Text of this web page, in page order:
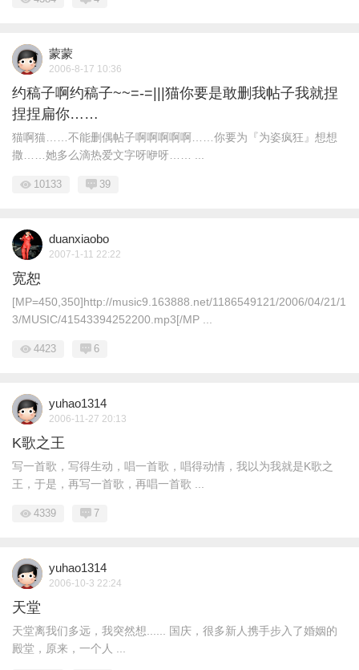
蒙蒙
2006-8-17 10:36
约稿子啊约稿子~~=-=|||猫你要是敢删我帖子我就捏
捏捏扁你……
猫啊猫……不能删偶帖子啊啊啊啊啊……你要为『为姿疯狂』想想
撒……她多么滴热爱文字呀咿呀…… ...
10133 39
duanxiaobo
2007-1-11 22:22
宽恕
[MP=450,350]http://music9.163888.net/1186549121/2006/04/21/1
3/MUSIC/41543394252200.mp3[/MP ...
4423 6
yuhao1314
2006-11-27 20:13
K歌之王
写一首歌，写得生动，唱一首歌，唱得动情，我以为我就是K歌之
王，于是，再写一首歌，再唱一首歌 ...
4339 7
yuhao1314
2006-10-3 22:24
天堂
天堂离我们多远，我突然想...... 国庆，很多新人携手步入了婚姻的
殿堂，原来，一个人 ...